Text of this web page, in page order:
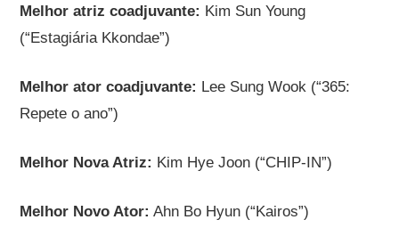
Melhor atriz coadjuvante: Kim Sun Young
(“Estagiária Kkondae”)
Melhor ator coadjuvante: Lee Sung Wook (“365:
Repete o ano”)
Melhor Nova Atriz: Kim Hye Joon (“CHIP-IN”)
Melhor Novo Ator: Ahn Bo Hyun (“Kairos”)